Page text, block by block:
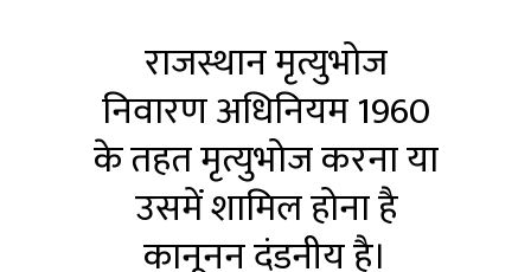
राजस्थान मृत्युभोज
निवारण अधिनियम 1960
के तहत मृत्युभोज करना या
उसमें शामिल होना है
कानूनन दंडनीय है।